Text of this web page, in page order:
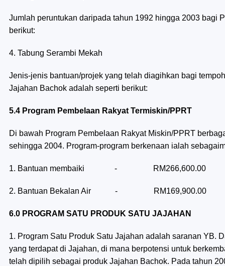
Jumlah peruntukan daripada tahun 1992 hingga 2003 bagi
berikut:
4. Tabung Serambi Mekah
Jenis-jenis bantuan/projek yang telah diagihkan bagi
Jajahan Bachok adalah seperti berikut:
5.4 Program Pembelaan Rakyat Termiskin/PPRT
Di bawah Program Pembelaan Rakyat Miskin/PPRT
sehingga 2004. Program-program berkenaan ialah
1. Bantuan membaiki - RM266,600.00
2. Bantuan Bekalan Air - RM169,900.00
6.0 PROGRAM SATU PRODUK SATU JAJAHAN
1. Program Satu Produk Satu Jajahan adalah saranan YB.
yang terdapat di Jajahan, di mana berpotensi untuk
telah dipilih sebagai produk Jajahan Bachok. Pada tahun